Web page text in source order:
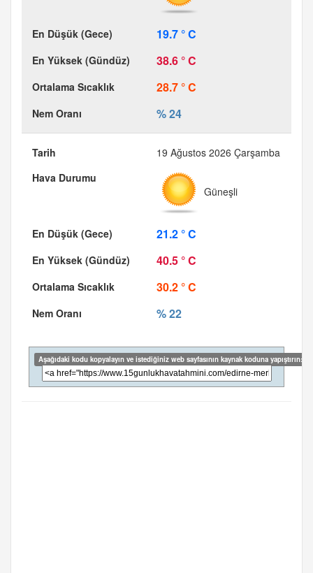
19.7 ° C
38.6 ° C
28.7 ° C
% 24
19 Ağustos 2026 Çarşamba
Güneşli
21.2 ° C
40.5 ° C
30.2 ° C
% 22
Aşağıdaki kodu kopyalayın ve istediğiniz web sayfasının kaynak koduna yapıştırın: